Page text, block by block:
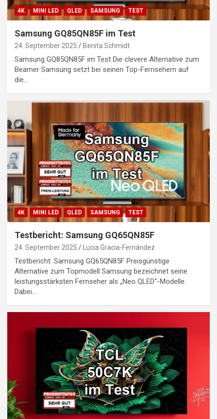
4K MINI LED QLED SAMSUNG TEST
Samsung GQ85QN85F im Test
24. September 2025 Benita Schmidt
Samsung GQ85QN85F im Test Die clevere Alternative zum
Beamer Samsung setzt bei seinen Top-Fernsehern auf
die…
4K MINI LED QLED SAMSUNG TEST
Testbericht: Samsung GQ65QN85F
24. September 2025 Lucia Gracia-Fernández
Testbericht: Samsung GQ65QN85F Preisgünstige
Alternative zum Topmodell Samsung bezeichnet seine
leistungsstärksten Fernseher als „Neo QLED“-Modelle.
Dabei…